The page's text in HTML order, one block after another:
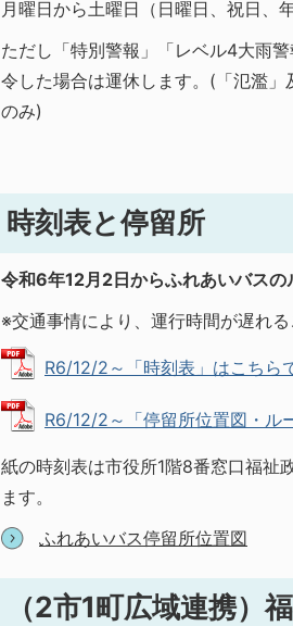
月曜日から土曜日（日曜日、祝日、
ただし「特別警報」「レベル4大雨
令した場合は運休します。(「氾濫
のみ)
時刻表と停留所
令和6年12月2日からふれあいバスの
※交通事情により、運行時間が遅れ
R6/12/2～「時刻表」はこちら
R6/12/2～「停留所位置図・ル
紙の時刻表は市役所1階8番窓口福祉
ます。
ふれあいバス停留所位置図
（2市1町広域連携）